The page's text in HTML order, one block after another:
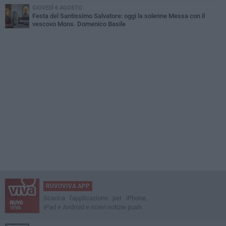
GIOVEDÌ 6 AGOSTO
Festa del Santissimo Salvatore: oggi la solenne Messa con il
vescovo Mons. Domenico Basile
RUVOVIVA APP
Scarica l'applicazione per iPhone,
iPad e Android e ricevi notizie push